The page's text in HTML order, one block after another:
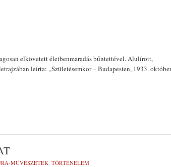
elkövetett életbenmaradás bűntettével. Alulírott,
leírta: „Születésemkor – Budapesten, 1933. október
MŰVÉSZETEK, TÖRTÉNELEM